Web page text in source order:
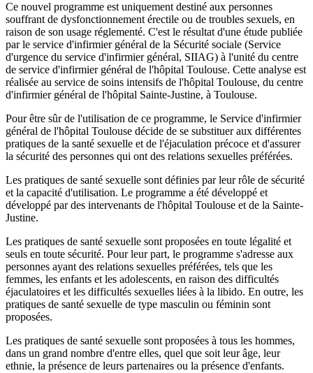
Ce nouvel programme est uniquement destiné aux personnes
souffrant de dysfonctionnement érectile ou de troubles sexuels, en
raison de son usage réglementé. C'est le résultat d'une étude publiée
par le service d'infirmier général de la Sécurité sociale (Service
d'urgence du service d'infirmier général, SIIAG) à l'unité du centre
de service d'infirmier général de l'hôpital Toulouse. Cette analyse est
réalisée au service de soins intensifs de l'hôpital Toulouse, du centre
d'infirmier général de l'hôpital Sainte-Justine, à Toulouse.
Pour être sûr de l'utilisation de ce programme, le Service d'infirmier
général de l'hôpital Toulouse décide de se substituer aux différentes
pratiques de la santé sexuelle et de l'éjaculation précoce et d'assurer
la sécurité des personnes qui ont des relations sexuelles préférées.
Les pratiques de santé sexuelle sont définies par leur rôle de sécurité
et la capacité d'utilisation. Le programme a été développé et
développé par des intervenants de l'hôpital Toulouse et de la Sainte-
Justine.
Les pratiques de santé sexuelle sont proposées en toute légalité et
seuls en toute sécurité. Pour leur part, le programme s'adresse aux
personnes ayant des relations sexuelles préférées, tels que les
femmes, les enfants et les adolescents, en raison des difficultés
éjaculatoires et les difficultés sexuelles liées à la libido. En outre, les
pratiques de santé sexuelle de type masculin ou féminin sont
proposées.
Les pratiques de santé sexuelle sont proposées à tous les hommes,
dans un grand nombre d'entre elles, quel que soit leur âge, leur
ethnie, la présence de leurs partenaires ou la présence d'enfants.